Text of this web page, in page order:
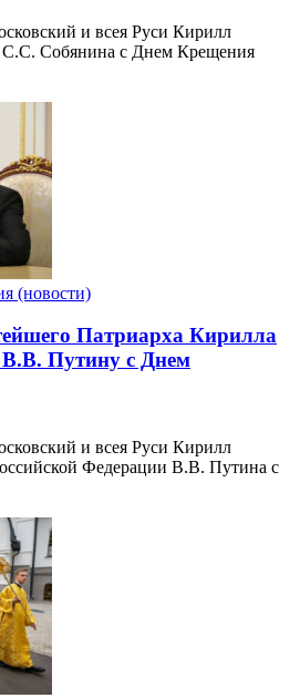
и всея Руси Кирилл
С.С. Собянина с Днем Крещения
(новости)
Патриарха Кирилла
В.В. Путину с Днем
и всея Руси Кирилл
Федерации В.В. Путина с